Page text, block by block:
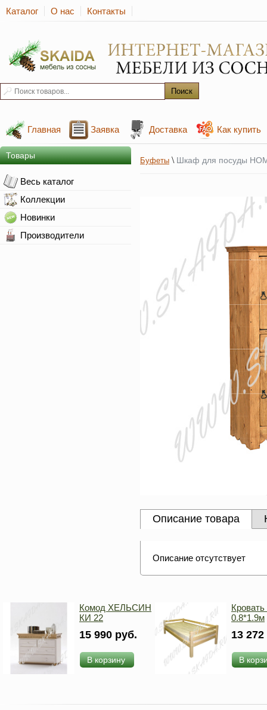
Каталог О нас Контакты
Главная Заявка Доставка Как купить
Товары
Весь каталог
Коллекции
Новинки
Производители
Буфеты \ Шкаф для посуды
Описание товара
Описание отсутствует
Комод ХЕЛЬСИН
КИ 22
15 990 руб.
В корзину
0.8*1.9м
13
В